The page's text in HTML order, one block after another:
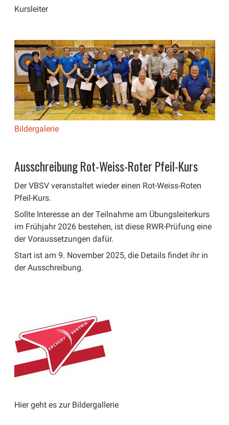
Kursleiter
Bildergalerie
Ausschreibung Rot-Weiss-Roter Pfeil-Kurs
Der VBSV veranstaltet wieder einen Rot-Weiss-Roten
Pfeil-Kurs.
Sollte Interesse an der Teilnahme am Übungsleiterkurs
im Frühjahr 2026 bestehen, ist diese RWR-Prüfung eine
der Voraussetzungen dafür.
Start ist am 9. November 2025, die Details findet ihr in
der Ausschreibung.
Hier geht es zur Bildergallerie